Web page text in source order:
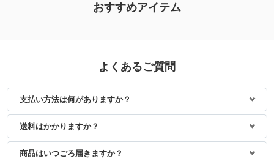
おすすめアイテム
よくあるご質問
支払い方法は何がありますか？
送料はかかりますか？
商品はいつごろ届きますか？